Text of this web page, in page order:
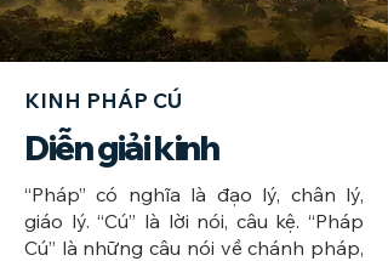
KINH PHÁP CÚ
Diễn giải kinh
​“Pháp” có nghĩa là đạo lý, chân lý,
giáo lý. “Cú” là lời nói, câu kệ. “Pháp
Cú” là những câu nói về chánh pháp,